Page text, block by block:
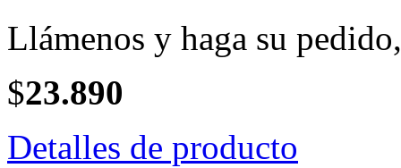
Llámenos y haga su
$23.890
Detalles de producto